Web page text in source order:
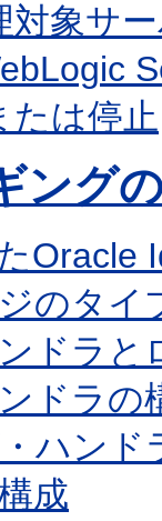
対象サ
たは停止
ング
Oracle
のタイ
ドラと
ドラの
ハンド
成